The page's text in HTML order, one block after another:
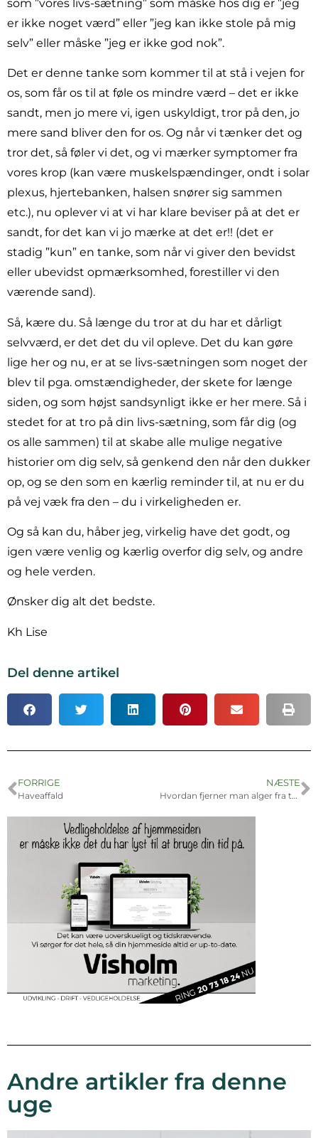
som ”vores livs-sætning” som måske hos dig er ”jeg
er ikke noget værd” eller ”jeg kan ikke stole på mig
selv” eller måske ”jeg er ikke god nok”.
Det er denne tanke som kommer til at stå i vejen for
os, som får os til at føle os mindre værd – det er ikke
sandt, men jo mere vi, igen uskyldigt, tror på den, jo
mere sand bliver den for os. Og når vi tænker det og
tror det, så føler vi det, og vi mærker symptomer fra
vores krop (kan være muskelspændinger, ondt i solar
plexus, hjertebanken, halsen snører sig sammen
etc.), nu oplever vi at vi har klare beviser på at det er
sandt, for det kan vi jo mærke at det er!! (det er
stadig ”kun” en tanke, som når vi giver den bevidst
eller ubevidst opmærksomhed, forestiller vi den
værende sand).
Så, kære du. Så længe du tror at du har et dårligt
selvværd, er det det du vil opleve. Det du kan gøre
lige her og nu, er at se livs-sætningen som noget der
blev til pga. omstændigheder, der skete for længe
siden, og som højst sandsynligt ikke er her mere. Så i
stedet for at tro på din livs-sætning, som får dig (og
os alle sammen) til at skabe alle mulige negative
historier om dig selv, så genkend den når den dukker
op, og se den som en kærlig reminder til, at nu er du
på vej væk fra den – du i virkeligheden er.
Og så kan du, håber jeg, virkelig have det godt, og
igen være venlig og kærlig overfor dig selv, og andre
og hele verden.
Ønsker dig alt det bedste.
Kh Lise
Del denne artikel
FORRIGE
Haveaffald
NÆSTE
Hvordan fjerner man alger fra træværket?
Andre artikler fra denne
uge